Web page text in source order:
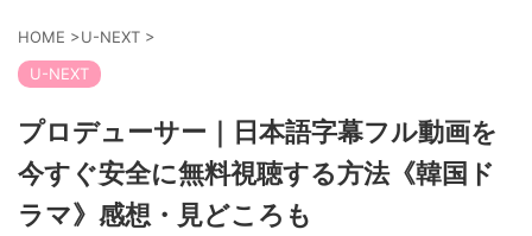
HOME >U-NEXT >
U-NEXT
プロデューサー｜日本語字幕フル動画を
今すぐ安全に無料視聴する方法《韓国ド
ラマ》感想・見どころも